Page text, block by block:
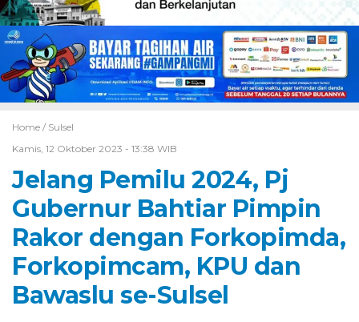
Home / Sulsel
Kamis, 12 Oktober 2023 - 13:38 WIB
Jelang Pemilu 2024, Pj
Gubernur Bahtiar Pimpin
Rakor dengan Forkopimda,
Forkopimcam, KPU dan
Bawaslu se-Sulsel